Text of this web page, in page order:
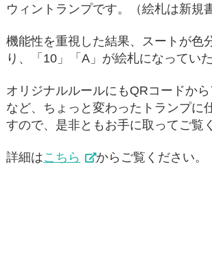
ウィントランプです。（絵札は新規
機能性を重視した結果、スートが色
り、「10」「A」が絵札になってい
オリジナルルールにもQRコードか
など、ちょっと変わったトランプに
すので、是非ともお手に取ってご覧
詳細はこちら からご覧ください。